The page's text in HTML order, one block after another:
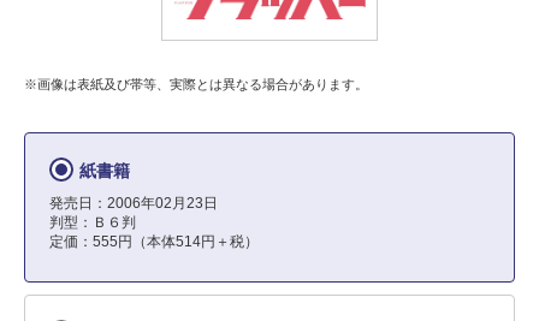
※画像は表紙及び帯等、実際とは異なる場合があります。
紙書籍
発売日：2006年02月23日
判型：Ｂ６判
定価：555円（本体514円＋税）